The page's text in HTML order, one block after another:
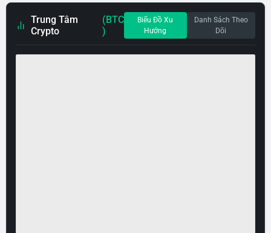
Trung Tâm
Crypto
(BTC
)
Biểu Đồ Xu
Hướng
Danh Sách Theo
Dõi